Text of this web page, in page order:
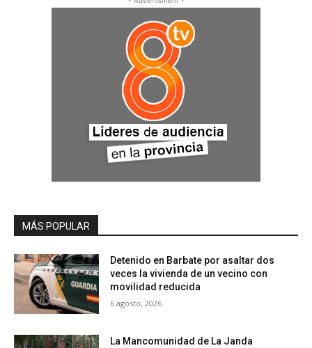
MÁS POPULAR
Detenido en Barbate por asaltar dos
veces la vivienda de un vecino con
movilidad reducida
6 agosto, 2026
La Mancomunidad de La Janda